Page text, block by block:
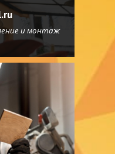
и монтаж